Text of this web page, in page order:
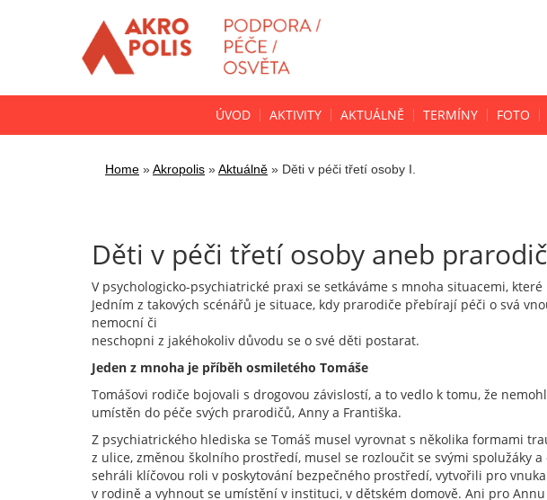
ÚVOD AKTIVITY AKTUÁLNĚ TERMÍNY FOTO
Home »Akropolis »Aktuálně » Děti v péči třetí osoby I.
Děti v péči třetí osoby aneb
V psychologicko-psychiatrické praxi se setkáváme s mnoha situacemi,
Jedním z takových scénářů je situace, kdy prarodiče přebírají péči o svá
nemocní či
neschopni z jakéhokoliv důvodu se o své děti postarat.
Jeden z mnoha je příběh osmiletého Tomáše
Tomášovi rodiče bojovali s drogovou závislostí, a to vedlo k tomu, že
umístěn do péče svých prarodičů, Anny a Františka.
Z psychiatrického hlediska se Tomáš musel vyrovnat s několika formami
z ulice, změnou školního prostředí, musel se rozloučit se svými spolužáky
sehráli klíčovou roli v poskytování bezpečného prostředí, vytvořili pro
v rodině a vyhnout se umístění v instituci, v dětském domově. Ani pro